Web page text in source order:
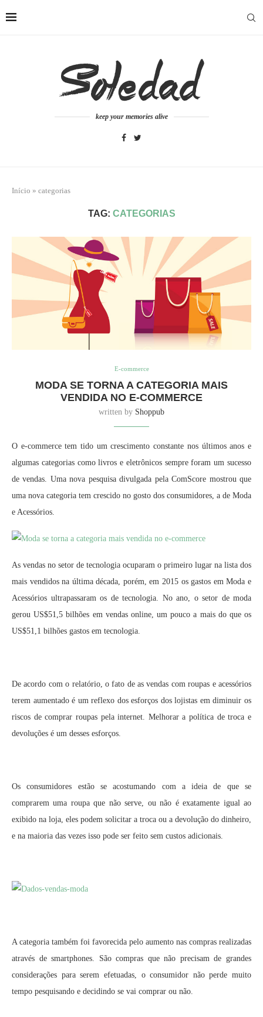
keep your memories alive
Início » categorias
TAG: CATEGORIAS
E-commerce
MODA SE TORNA A CATEGORIA MAIS
VENDIDA NO E-COMMERCE
written by Shoppub
O e-commerce tem tido um crescimento constante nos últimos anos e
algumas categorias como livros e eletrônicos sempre foram um sucesso
de vendas. Uma nova pesquisa divulgada pela ComScore mostrou que
uma nova categoria tem crescido no gosto dos consumidores, a de Moda
e Acessórios.
As vendas no setor de tecnologia ocuparam o primeiro lugar na lista dos
mais vendidos na última década, porém, em 2015 os gastos em Moda e
Acessórios ultrapassaram os de tecnologia. No ano, o setor de moda
gerou US$51,5 bilhões em vendas online, um pouco a mais do que os
US$51,1 bilhões gastos em tecnologia.
De acordo com o relatório, o fato de as vendas com roupas e acessórios
terem aumentado é um reflexo dos esforços dos lojistas em diminuir os
riscos de comprar roupas pela internet. Melhorar a política de troca e
devoluções é um desses esforços.
Os consumidores estão se acostumando com a ideia de que se
comprarem uma roupa que não serve, ou não é exatamente igual ao
exibido na loja, eles podem solicitar a troca ou a devolução do dinheiro,
e na maioria das vezes isso pode ser feito sem custos adicionais.
A categoria também foi favorecida pelo aumento nas compras realizadas
através de smartphones. São compras que não precisam de grandes
considerações para serem efetuadas, o consumidor não perde muito
tempo pesquisando e decidindo se vai comprar ou não.